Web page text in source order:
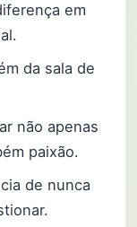
em
da sala de
não apenas
paixão.
de nunca